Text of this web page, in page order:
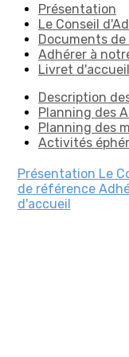
Présentation
Le Conseil
Documents
Adhérer à
Livret d'accueil
Description
Planning des
Planning des
Activités
Présentation Le
de référence
d'accueil